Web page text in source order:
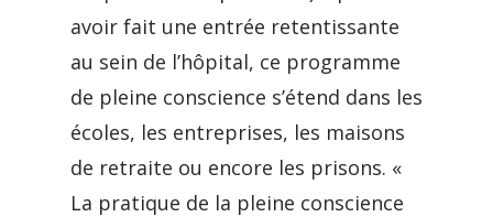
avoir fait une entrée retentissante
au sein de l’hôpital, ce programme
de pleine conscience s’étend dans les
écoles, les entreprises, les maisons
de retraite ou encore les prisons. «
La pratique de la pleine conscience